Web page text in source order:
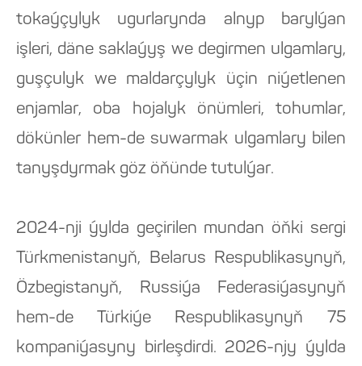
tokaýçylyk ugurlarynda alnyp barylýan
işleri, däne saklaýyş we degirmen ulgamlary,
guşçulyk we maldarçylyk üçin niýetlenen
enjamlar, oba hojalyk önümleri, tohumlar,
dökünler hem-de suwarmak ulgamlary bilen
tanyşdyrmak göz öňünde tutulýar.
2024-nji ýylda geçirilen mundan öňki sergi
Türkmenistanyň, Belarus Respublikasynyň,
Özbegistanyň, Russiýa Federasiýasynyň
hem-de Türkiýe Respublikasynyň 75
kompaniýasyny birleşdirdi. 2026-njy ýylda